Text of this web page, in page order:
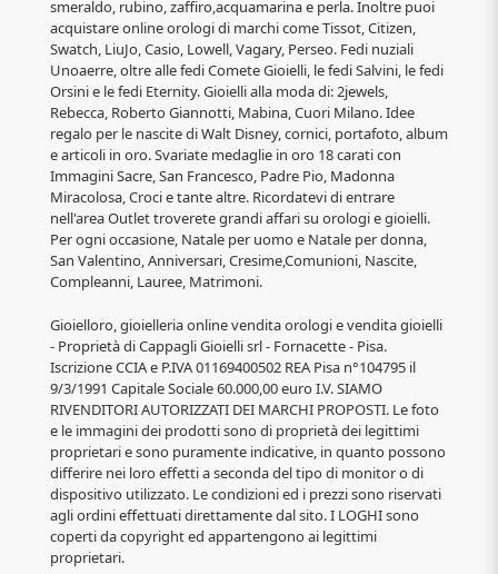
smeraldo, rubino, zaffiro,acquamarina e perla. Inoltre puoi
acquistare online orologi di marchi come Tissot, Citizen,
Swatch, LiuJo, Casio, Lowell, Vagary, Perseo. Fedi nuziali
Unoaerre, oltre alle fedi Comete Gioielli, le fedi Salvini, le fedi
Orsini e le fedi Eternity. Gioielli alla moda di: 2jewels,
Rebecca, Roberto Giannotti, Mabina, Cuori Milano. Idee
regalo per le nascite di Walt Disney, cornici, portafoto, album
e articoli in oro. Svariate medaglie in oro 18 carati con
Immagini Sacre, San Francesco, Padre Pio, Madonna
Miracolosa, Croci e tante altre. Ricordatevi di entrare
nell'area Outlet troverete grandi affari su orologi e gioielli.
Per ogni occasione, Natale per uomo e Natale per donna,
San Valentino, Anniversari, Cresime,Comunioni, Nascite,
Compleanni, Lauree, Matrimoni.
Gioielloro, gioielleria online vendita orologi e vendita gioielli
- Proprietà di Cappagli Gioielli srl - Fornacette - Pisa.
Iscrizione CCIA e P.IVA 01169400502 REA Pisa n°104795 il
9/3/1991 Capitale Sociale 60.000,00 euro I.V. SIAMO
RIVENDITORI AUTORIZZATI DEI MARCHI PROPOSTI. Le foto
e le immagini dei prodotti sono di proprietà dei legittimi
proprietari e sono puramente indicative, in quanto possono
differire nei loro effetti a seconda del tipo di monitor o di
dispositivo utilizzato. Le condizioni ed i prezzi sono riservati
agli ordini effettuati direttamente dal sito. I LOGHI sono
coperti da copyright ed appartengono ai legittimi
proprietari.